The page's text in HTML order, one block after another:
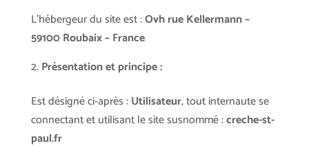
L’hébergeur du site est :Ovhrue Kellermann –
59100 Roubaix – France
Présentation et principe :
Est désigné ci-après :Utilisateur, tout internaute se
connectant et utilisant le site susnommé :creche-st-
paul.fr